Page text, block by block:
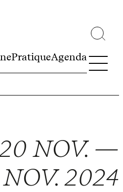
PratiqueAgenda
NOV. —
2024